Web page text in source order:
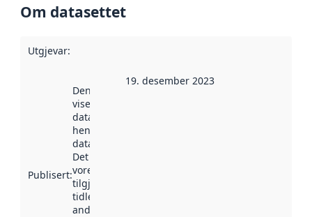
Om datasettet
Utgjevar:
Publisert:
Denne datoen
viser når
datasettet vart
henta inn av
data.norge.no.
Det kan ha
vore
tilgjengeleg
tidlegare
andre stader.
19. desember 2023